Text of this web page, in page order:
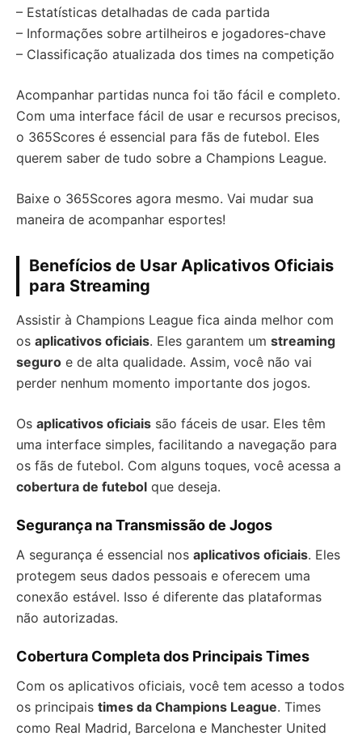
– Estatísticas detalhadas de cada partida
– Informações sobre artilheiros e jogadores-chave
– Classificação atualizada dos times na competição
Acompanhar partidas nunca foi tão fácil e completo.
Com uma interface fácil de usar e recursos precisos,
o 365Scores é essencial para fãs de futebol. Eles
querem saber de tudo sobre a Champions League.
Baixe o 365Scores agora mesmo. Vai mudar sua
maneira de acompanhar esportes!
Benefícios de Usar Aplicativos Oficiais
para Streaming
Assistir à Champions League fica ainda melhor com
os aplicativos oficiais. Eles garantem um streaming
seguro e de alta qualidade. Assim, você não vai
perder nenhum momento importante dos jogos.
Os aplicativos oficiais são fáceis de usar. Eles têm
uma interface simples, facilitando a navegação para
os fãs de futebol. Com alguns toques, você acessa a
cobertura de futebol que deseja.
Segurança na Transmissão de Jogos
A segurança é essencial nos aplicativos oficiais. Eles
protegem seus dados pessoais e oferecem uma
conexão estável. Isso é diferente das plataformas
não autorizadas.
Cobertura Completa dos Principais Times
Com os aplicativos oficiais, você tem acesso a todos
os principais times da Champions League. Times
como Real Madrid, Barcelona e Manchester United